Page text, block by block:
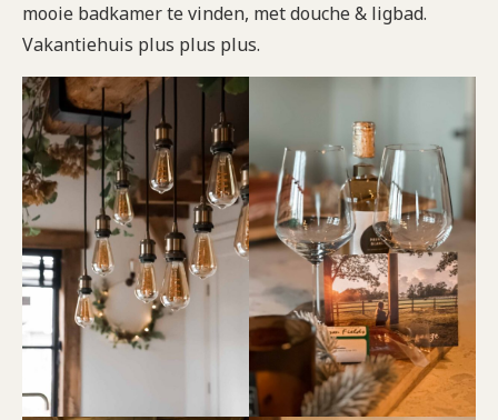
mooie badkamer te vinden, met douche & ligbad.
Vakantiehuis plus plus plus.